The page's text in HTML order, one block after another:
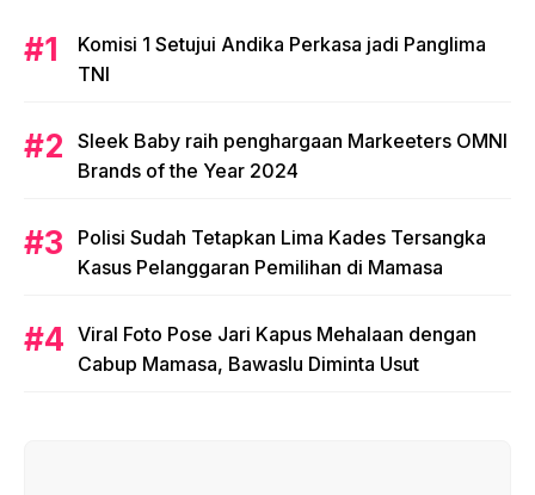
Komisi 1 Setujui Andika Perkasa jadi Panglima
TNI
Sleek Baby raih penghargaan Markeeters OMNI
Brands of the Year 2024
Polisi Sudah Tetapkan Lima Kades Tersangka
Kasus Pelanggaran Pemilihan di Mamasa
Viral Foto Pose Jari Kapus Mehalaan dengan
Cabup Mamasa, Bawaslu Diminta Usut